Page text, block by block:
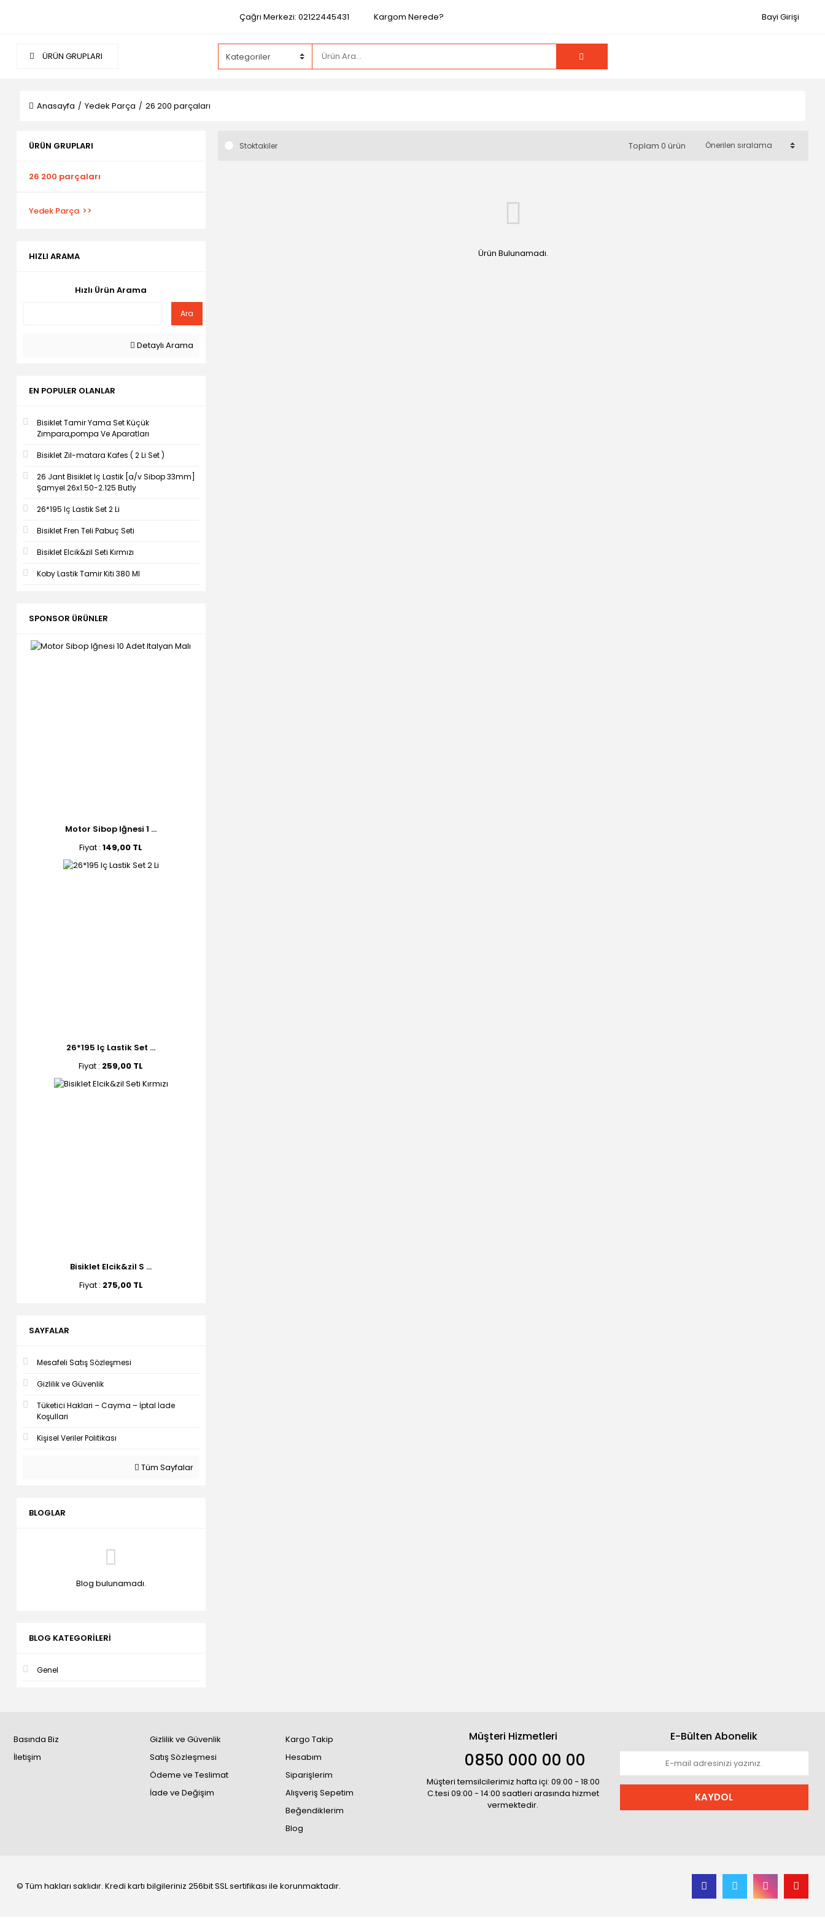
Çağrı Merkezi: 02122445431 Kargom Nerede? Bayi Girişi
ÜRÜN GRUPLARI
Anasayfa Yedek Parça 26 200 parçaları
ÜRÜN GRUPLARI
26 200 parçaları
Yedek Parça
HIZLI ARAMA
Hızlı Ürün Arama
Ara
Detaylı Arama
EN POPULER OLANLAR
Bisiklet Tamir Yama Set Küçük
Zımpara,pompa Ve Aparatları
Bisiklet Zil-matara Kafes ( 2 Li Set )
26 Jant Bisiklet Iç Lastik [a/v Sibop 33mm]
Şamyel 26x1.50-2.125 Butly
26*195 Iç Lastik Set 2 Li
Bisiklet Fren Teli Pabuç Seti
Bisiklet Elcik&zil Seti Kırmızı
Koby Lastik Tamir Kiti 380 Ml
SPONSOR ÜRÜNLER
Motor Sibop Iğnesi 1 ...
Fiyat :149,00 TL
26*195 Iç Lastik Set ...
Fiyat : 259,00 TL
Bisiklet Elcik&zil S ...
Fiyat : 275,00 TL
SAYFALAR
Mesafeli Satış Sözleşmesi
Gizlilik ve Güvenlik
Tüketici Haklari – Cayma – İptal İade
Koşullari
Kişisel Veriler Politikası
Tüm Sayfalar
BLOGLAR
Blog bulunamadı.
BLOG KATEGORILERI
Genel
Stoktakiler Toplam 0 ürün
Ürün Bulunamadı.
Basında Biz
İletişim
Gizlilik ve Güvenlik
Satış Sözleşmesi
Ödeme ve Teslimat
İade ve Değişim
Kargo Takip
Hesabım
Siparişlerim
Alışveriş Sepetim
Beğendiklerim
Blog
Müşteri Hizmetleri
0850 000 00 00
Müşteri temsilcilerimiz hafta içi: 09:00 - 18:00
C.tesi 09:00 - 14:00 saatleri arasında hizmet
vermektedir.
E-Bülten Abonelik
KAYDOL
© Tüm hakları saklıdır. Kredi kartı bilgileriniz 256bit SSL sertifikası ile korunmaktadır.